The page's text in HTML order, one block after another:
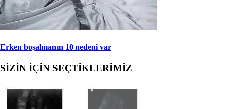
Erken boşalmanın 10 nedeni var
SİZİN İÇİN SEÇTİKLERİMİZ